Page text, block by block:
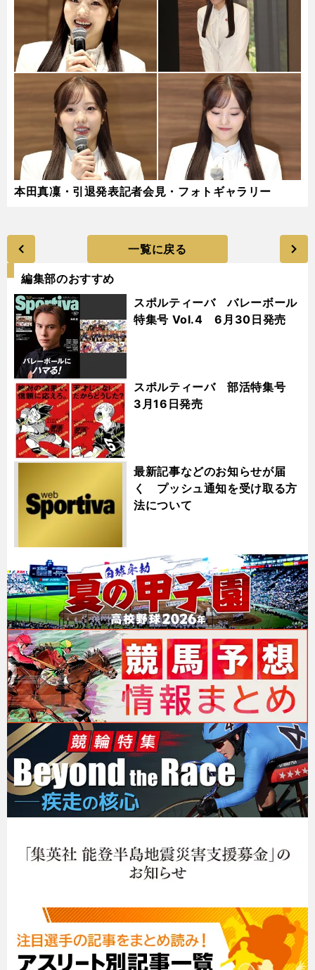
本田真凜・引退発表記者会見・フォトギャラリー
一覧に戻る
編集部のおすすめ
スポルティーバ バレーボール
特集号 Vol.4 6月30日発売
スポルティーバ 部活特集号
3月16日発売
最新記事などのお知らせが届
く プッシュ通知を受け取る方
法について